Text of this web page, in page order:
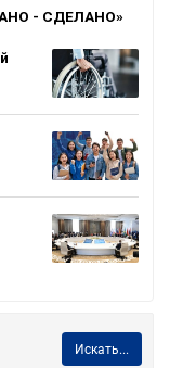
- СДЕЛАНО»
Искать...